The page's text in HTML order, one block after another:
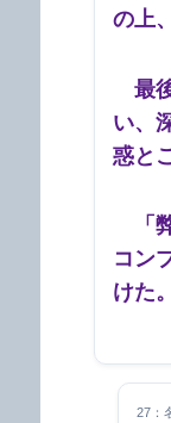
の上
最
い、
惑と
「
コン
けた。
27：